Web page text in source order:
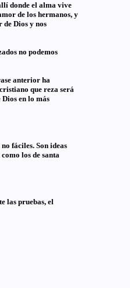
donde el alma vive
de los hermanos, y
de Dios y nos
no podemos
anterior ha
que reza será
en lo más
fáciles. Son ideas
los de santa
las pruebas, el